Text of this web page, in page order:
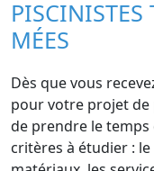
PISCINISTES
MÉES
Dès que vous
pour votre projet de
de prendre le temps
critères à étudier :